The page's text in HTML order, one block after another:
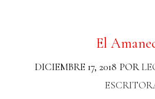
El
DICIEMBRE 17, 2018 POR